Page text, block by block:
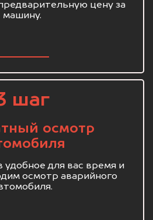
цену за
машину.
шаг
осмотр
для вас время и
осмотр аварийного